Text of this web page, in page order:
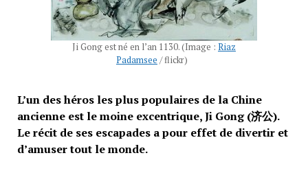
Ji Gong est né en l’an 1130. (Image : Riaz
Padamsee / flickr)
L’un des héros les plus populaires de la Chine
ancienne est le moine excentrique, Ji Gong (济公).
Le récit de ses escapades a pour effet de divertir et
d’amuser tout le monde.